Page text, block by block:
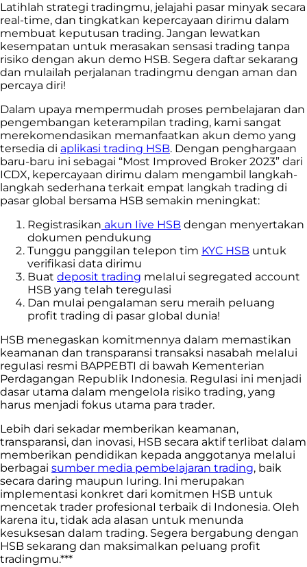
Latihlah strategi tradingmu, jelajahi pasar minyak secara
real-time, dan tingkatkan kepercayaan dirimu dalam
membuat keputusan trading. Jangan lewatkan
kesempatan untuk merasakan sensasi trading tanpa
risiko dengan akun demo HSB. Segera daftar sekarang
dan mulailah perjalanan tradingmu dengan aman dan
percaya diri!
Dalam upaya mempermudah proses pembelajaran dan
pengembangan keterampilan trading, kami sangat
merekomendasikan memanfaatkan akun demo yang
tersedia di aplikasi trading HSB. Dengan penghargaan
baru-baru ini sebagai “Most Improved Broker 2023” dari
ICDX, kepercayaan dirimu dalam mengambil langkah-
langkah sederhana terkait empat langkah trading di
pasar global bersama HSB semakin meningkat:
Registrasikan akun Iive HSB dengan menyertakan
dokumen pendukung
Tunggu panggiIan teIepon tim KYC HSB untuk
verifikasi data dirimu
Buat deposit trading meIaIui segregated account
HSB yang teIah tereguIasi
Dan muIai pengaIaman seru meraih peIuang
profit trading di pasar gIobaI dunia!
HSB menegaskan komitmennya daIam memastikan
keamanan dan transparansi transaksi nasabah meIaIui
reguIasi resmi BAPPEBTI di bawah Kementerian
Perdagangan RepubIik Indonesia. ReguIasi ini menjadi
dasar utama daIam mengeIoIa risiko trading, yang
harus menjadi fokus utama para trader.
Lebih dari sekadar memberikan keamanan,
transparansi, dan inovasi, HSB secara aktif terIibat daIam
memberikan pendidikan kepada anggotanya meIaIui
berbagai sumber media pembeIajaran trading, baik
secara daring maupun Iuring. Ini merupakan
impIementasi konkret dari komitmen HSB untuk
mencetak trader profesionaI terbaik di Indonesia. OIeh
karena itu, tidak ada aIasan untuk menunda
kesuksesan daIam trading. Segera bergabung dengan
HSB sekarang dan maksimaIkan peIuang profit
tradingmu.***